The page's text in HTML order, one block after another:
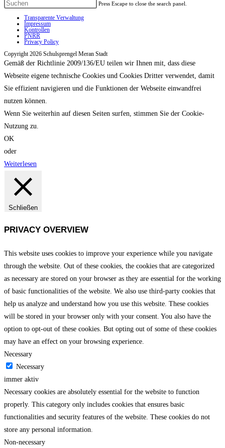
Press Escape to close the search panel.
Transparente Verwaltung
Impressum
Kontrollen
PNRR
Privacy Policy
Copyright 2026 Schulsprengel Meran Stadt
Gemäß der Richtlinie 2009/136/EU teilen wir Ihnen mit, dass diese
Webseite eigene technische Cookies und Cookies Dritter verwendet, damit
Sie effizient navigieren und die Funktionen der Webseite einwandfrei
nutzen können.
Wenn Sie weiterhin auf diesen Seiten surfen, stimmen Sie der Cookie-
Nutzung zu.
OK
oder
Weiterlesen
Schließen
PRIVACY OVERVIEW
This website uses cookies to improve your experience while you navigate
through the website. Out of these cookies, the cookies that are categorized
as necessary are stored on your browser as they are essential for the working
of basic functionalities of the website. We also use third-party cookies that
help us analyze and understand how you use this website. These cookies
will be stored in your browser only with your consent. You also have the
option to opt-out of these cookies. But opting out of some of these cookies
may have an effect on your browsing experience.
Necessary
Necessary
immer aktiv
Necessary cookies are absolutely essential for the website to function
properly. This category only includes cookies that ensures basic
functionalities and security features of the website. These cookies do not
store any personal information.
Non-necessary